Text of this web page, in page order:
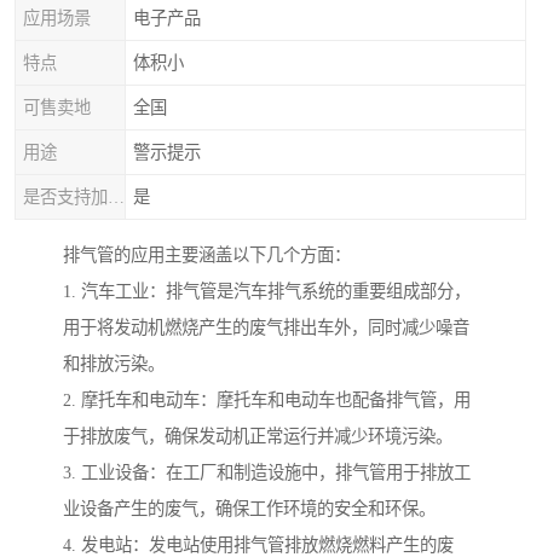
应用场景 电子产品
特点 体积小
可售卖地 全国
用途 警示提示
是
排气管的应用主要涵盖以下几个方面：
1. 汽车工业：排气管是汽车排气系统的重要组成部分，
用于将发动机燃烧产生的废气排出车外，同时减少噪音
和排放污染。
2. 摩托车和电动车：摩托车和电动车也配备排气管，用
于排放废气，确保发动机正常运行并减少环境污染。
3. 工业设备：在工厂和制造设施中，排气管用于排放工
业设备产生的废气，确保工作环境的安全和环保。
4. 发电站：发电站使用排气管排放燃烧燃料产生的废